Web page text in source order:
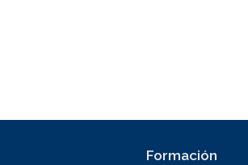
Formación